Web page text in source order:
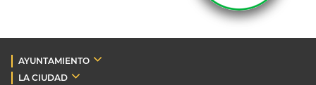
AYUNTAMIENTO
LA CIUDAD